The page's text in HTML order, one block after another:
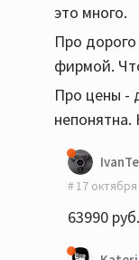
это много.
Про
фирмой.
Про цены -
17
63990